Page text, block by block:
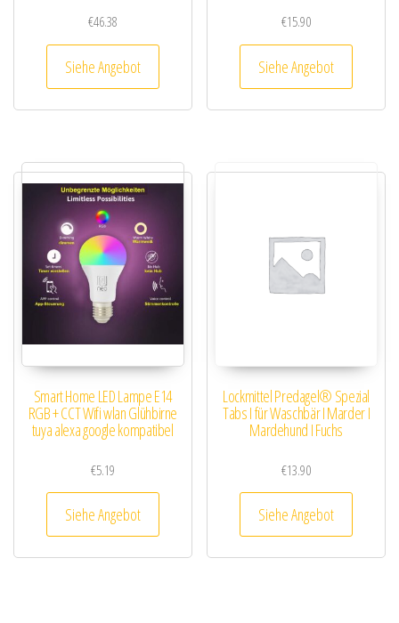
€46.38
Siehe Angebot
€15.90
Siehe Angebot
Smart Home LED Lampe E14
RGB + CCT Wifi wlan Glühbirne
tuya alexa google kompatibel
€5.19
Siehe Angebot
Lockmittel Predagel® Spezial
Tabs I für Waschbär I Marder I
Mardehund I Fuchs
€13.90
Siehe Angebot